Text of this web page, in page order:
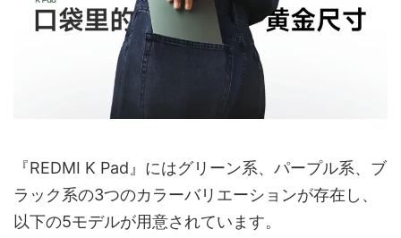
『REDMI K Pad』にはグリーン系、パープル系、ブ
ラック系の3つのカラーバリエーションが存在し、
以下の5モデルが用意されています。